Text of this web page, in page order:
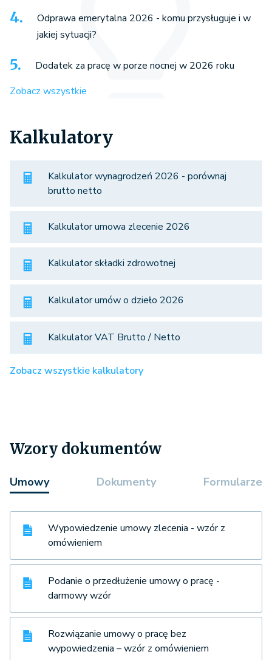
Odprawa emerytalna 2026 - komu przysługuje i w
jakiej sytuacji?
Dodatek za pracę w porze nocnej w 2026 roku
Zobacz wszystkie
Kalkulatory
Kalkulator wynagrodzeń 2026 - porównaj
brutto netto
Kalkulator umowa zlecenie 2026
Kalkulator składki zdrowotnej
Kalkulator umów o dzieło 2026
Kalkulator VAT Brutto / Netto
Zobacz wszystkie kalkulatory
Wzory dokumentów
Umowy Dokumenty Formularze
Wypowiedzenie umowy zlecenia - wzór z
omówieniem
Podanie o przedłużenie umowy o pracę -
darmowy wzór
Rozwiązanie umowy o pracę bez
wypowiedzenia – wzór z omówieniem